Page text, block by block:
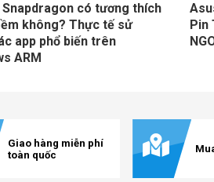
Snapdragon có tương thích
không? Thực tế sử
app phổ biến trên
ARM
Pin
Giao hàng miễn phí
toàn quốc